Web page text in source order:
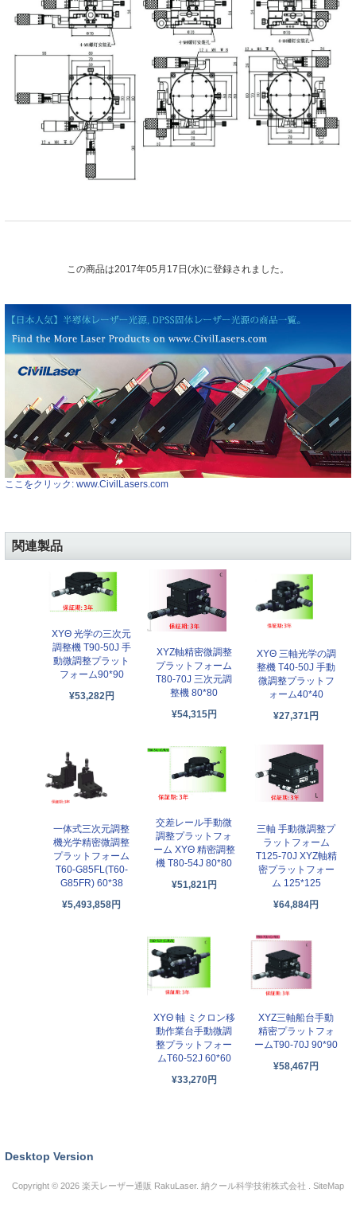
この商品は2017年05月17日(水)に登録されました。
ここをクリック: www.CivilLasers.com
関連製品
XYΘ 光学の三次元
調整機 T90-50J 手
動微調整プラット
フォーム90*90
¥53,282円
XYZ軸精密微調整
プラットフォーム
T80-70J 三次元調
整機 80*80
¥54,315円
XYΘ 三軸光学の調
整機 T40-50J 手動
微調整プラットフ
ォーム40*40
¥27,371円
一体式三次元調整
機光学精密微調整
プラットフォーム
T60-G85FL(T60-
G85FR) 60*38
¥5,493,858円
交差レール手動微
調整プラットフォ
ーム XYΘ 精密調整
機 T80-54J 80*80
¥51,821円
三軸 手動微調整プ
ラットフォーム
T125-70J XYZ軸精
密プラットフォー
ム 125*125
¥64,884円
XYΘ 軸 ミクロン移
動作業台手動微調
整プラットフォー
ムT60-52J 60*60
¥33,270円
XYZ三軸船台手動
精密プラットフォ
ームT90-70J 90*90
¥58,467円
Desktop Version
Copyright © 2026 楽天レーザー通販 RakuLaser. 納クール科学技術株式会社 . SiteMap